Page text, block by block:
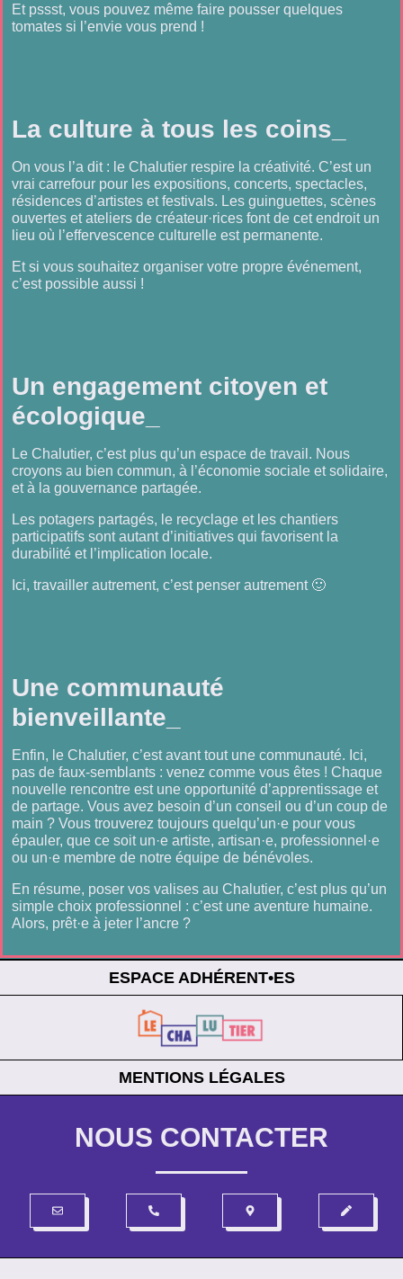
Et pssst, vous pouvez même faire pousser quelques
tomates si l’envie vous prend !
La culture à tous les coins_
On vous l’a dit : le Chalutier respire la créativité. C’est un
vrai carrefour pour les expositions, concerts, spectacles,
résidences d’artistes et festivals. Les guinguettes, scènes
ouvertes et ateliers de créateur·rices font de cet endroit un
lieu où l’effervescence culturelle est permanente.
Et si vous souhaitez organiser votre propre événement,
c’est possible aussi !
Un engagement citoyen et
écologique_
Le Chalutier, c’est plus qu’un espace de travail. Nous
croyons au bien commun, à l’économie sociale et solidaire,
et à la gouvernance partagée.
Les potagers partagés, le recyclage et les chantiers
participatifs sont autant d’initiatives qui favorisent la
durabilité et l’implication locale.
Ici, travailler autrement, c’est penser autrement 🙂
Une communauté
bienveillante_
Enfin, le Chalutier, c’est avant tout une communauté. Ici,
pas de faux-semblants : venez comme vous êtes ! Chaque
nouvelle rencontre est une opportunité d’apprentissage et
de partage. Vous avez besoin d’un conseil ou d’un coup de
main ? Vous trouverez toujours quelqu’un·e pour vous
épauler, que ce soit un·e artiste, artisan·e, professionnel·e
ou un·e membre de notre équipe de bénévoles.
En résume, poser vos valises au Chalutier, c’est plus qu’un
simple choix professionnel : c’est une aventure humaine.
Alors, prêt·e à jeter l’ancre ?
ESPACE ADHÉRENT•ES
MENTIONS LÉGALES
NOUS CONTACTER